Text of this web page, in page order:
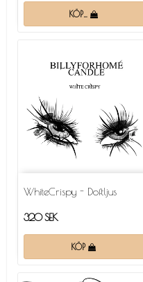
KÖP…
WhiteCrispy - Doftljus
320 SEK
KÖP